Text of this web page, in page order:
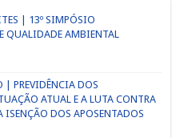
| 13º SIMPÓSIO
QUALIDADE AMBIENTAL
| PREVIDÊNCIA DOS
ATUAL E A LUTA CONTRA
ISENÇÃO DOS APOSENTADOS